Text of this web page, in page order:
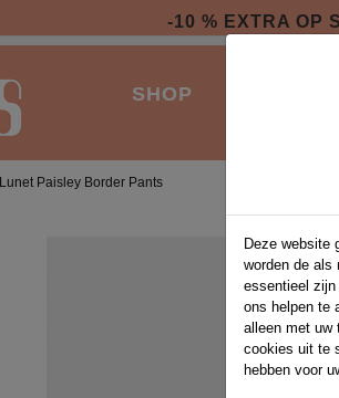
-10 % EXTRA OP
SHOP
-10% OP
Lunet Paisley Border Pants
Deze website
worden de als
essentieel
ons helpen te
alleen met uw
cookies uit te
hebben voor